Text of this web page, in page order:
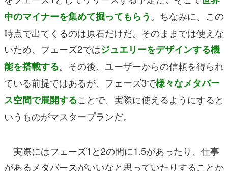
中のマイナーを集めて掘ってもらう 。ちなみに、この
時点で出てくるのは原石だけだ。そのままでは使えな
いため、フェーズ2ではジュエリーをデザインする機
能を搭載する。その後、ユーザーからの信頼を得られ
ている前提ではあるが、フェーズ3で様々なメタバー
ス空間で展開することで、実際に使えるようにすると
いうものがマスタープランだ。
実際にはフェーズ1と2の間に1.5があったり、仕事
があるメタバースがいいなと思っていたりすることか